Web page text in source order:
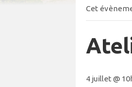
Cet
4 juillet @